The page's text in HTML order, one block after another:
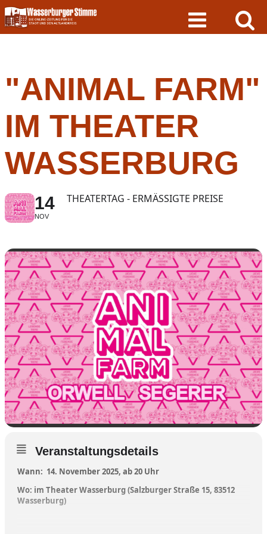
Skip
to
content
"ANIMAL FARM"
IM THEATER
WASSERBURG
14
NOV
THEATERTAG - ERMÄSSIGTE PREISE
Veranstaltungsdetails
Wann: 14. November 2025, ab 20 Uhr
Wo: im Theater Wasserburg (Salzburger Straße 15, 83512
Wasserburg)